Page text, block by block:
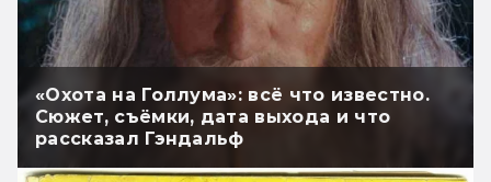
«Охота на Голлума»: всё что известно.
Сюжет, съёмки, дата выхода и что
рассказал Гэндальф